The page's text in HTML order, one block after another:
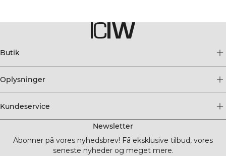
Butik
Oplysninger
Kundeservice
Newsletter
Abonner på vores nyhedsbrev! Få eksklusive tilbud, vores
seneste nyheder og meget mere.